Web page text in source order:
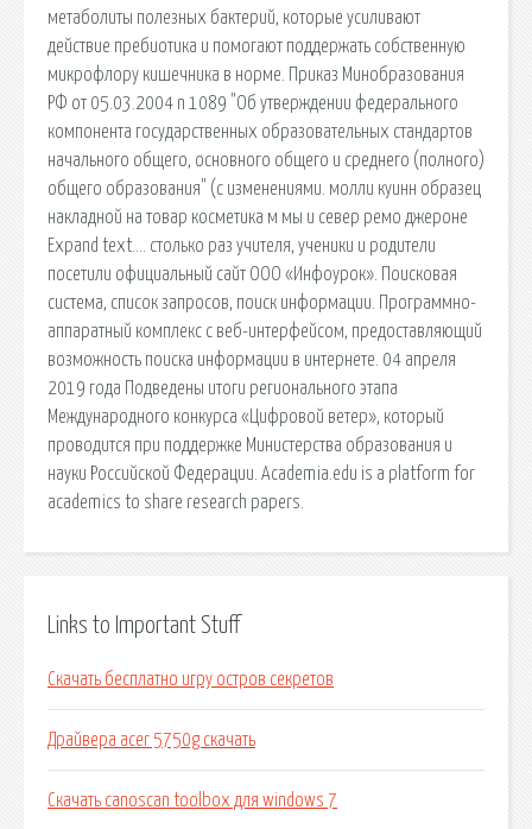
метаболиты полезных бактерий, которые усиливают
действие пребиотика и помогают поддержать собственную
микрофлору кишечника в норме. Приказ Минобразования
РФ от 05.03.2004 n 1089 "Об утверждении федерального
компонента государственных образовательных стандартов
начального общего, основного общего и среднего (полного)
общего образования" (с изменениями. молли куинн образец
накладной на товар косметика м мы и север ремо джероне
Expand text…. столько раз учителя, ученики и родители
посетили официальный сайт ООО «Инфоурок». Поисковая
сиcтема, список запросов, поиск информации. Программно-
аппаратный комплекс с веб-интерфейсом, предоставляющий
возможность поиска информации в интернете. 04 апреля
2019 года Подведены итоги регионального этапа
Международного конкурса «Цифровой ветер», который
проводится при поддержке Министерства образования и
науки Российской Федерации. Academia.edu is a platform for
academics to share research papers.
Links to Important Stuff
Скачать бесплатно игру остров секретов
Драйвера acer 5750g скачать
Скачать canoscan toolbox для windows 7